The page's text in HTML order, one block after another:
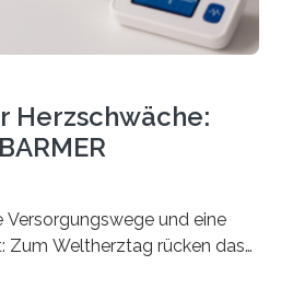
Herzschwäche:
Versorgungswege und eine
Zum Weltherztag rücken das